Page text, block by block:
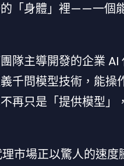
「身體」裡——一個
隊主導開發的企業
千問模型技術，能
再只是「提供模型
理市場正以驚人的速